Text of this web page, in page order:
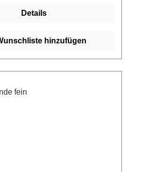
Details
hinzufügen